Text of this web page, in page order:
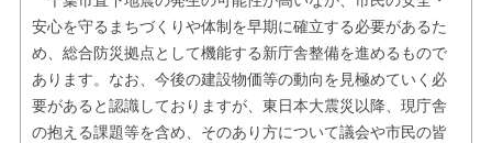
安心を守るまちづくりや体制を早期に確立する必要があるた
め、総合防災拠点として機能する新庁舎整備を進めるもので
あります。なお、今後の建設物価等の動向を見極めていく必
要があると認識しておりますが、東日本大震災以降、現庁舎
の抱える課題等を含め、そのあり方について議会や市民の皆